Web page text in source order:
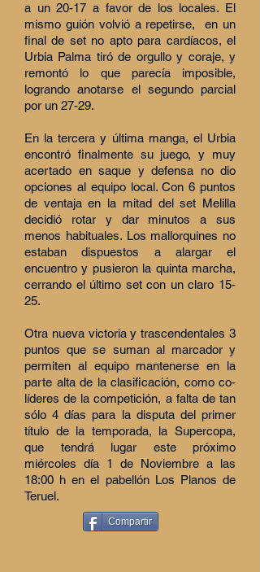
a un 20-17 a favor de los locales. El
mismo guión volvió a repetirse, en un
final de set no apto para cardíacos, el
Urbia Palma tiró de orgullo y coraje, y
remontó lo que parecía imposible,
logrando anotarse el segundo parcial
por un 27-29.
En la tercera y última manga, el Urbia
encontró finalmente su juego, y muy
acertado en saque y defensa no dio
opciones al equipo local. Con 6 puntos
de ventaja en la mitad del set Melilla
decidió rotar y dar minutos a sus
menos habituales. Los mallorquines no
estaban dispuestos a alargar el
encuentro y pusieron la quinta marcha,
cerrando el último set con un claro 15-
25.
Otra nueva victoria y trascendentales 3
puntos que se suman al marcador y
permiten al equipo mantenerse en la
parte alta de la clasificación, como co-
líderes de la competición, a falta de tan
sólo 4 días para la disputa del primer
título de la temporada, la Supercopa,
que tendrá lugar este próximo
miércoles día 1 de Noviembre a las
18:00 h en el pabellón Los Planos de
Teruel.
Compartir